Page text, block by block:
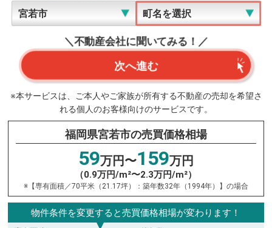
＼不動産会社に聞いてみる！／
次へ進む
※本サービスは、ご本人やご家族が所有する不動産の売却を希望さ
れる個人のお客様向けのサービスです。
福岡県宮若市の売買価格相場
59万円〜159万円
（0.9万円/m²〜2.3万円/m²）
※【専有面積／70平米（21.17坪）：築年数32年（1994年）】の場合
物件条件を変更すると売買価格相場が変わります！